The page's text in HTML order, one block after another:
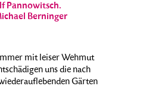
Pannowitsch.
Berninger
mit leiser Wehmut
uns die nach
Gärten